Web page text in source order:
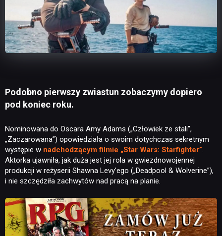
Podobno pierwszy zwiastun zobaczymy dopiero
pod koniec roku.
Nominowana do Oscara Amy Adams („Człowiek ze stali”,
„Zaczarowana”) opowiedziała o swoim dotychczas sekretnym
występie w nadchodzącym filmie „Star Wars: Starfighter”.
Aktorka ujawniła, jak duża jest jej rola w gwiezdnowojennej
produkcji w reżyserii Shawna Levy’ego („Deadpool & Wolverine”),
i nie szczędziła zachwytów nad pracą na planie.